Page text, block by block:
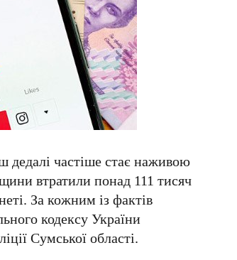
дедалі частіше стає наживою
втратили понад 111 тисяч
За кожним із фактів
кодексу України
Сумської області.